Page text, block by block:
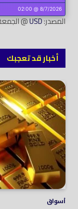
المصدر:USD@ الجمعة, 7
أخبار قد تعجبك
أسواق